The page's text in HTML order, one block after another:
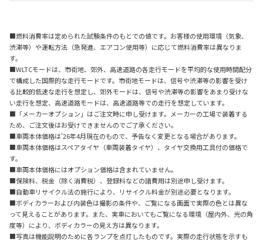
■燃料消費率は定められた試験条件のもとでの値です。お客様の使用環境（気象、
渋滞等）や運転方法（急発進、エアコン使用等）に応じて燃料消費率は異なりま
す。
■WLTCモードは、市街地、郊外、高速道路の各走行モードを平均的な使用時間配分
で構成した国際的な走行モードです。市街地モードは、信号や渋滞等の影響を受け
る比較的低速な走行を想定し、郊外モードは、信号や渋滞等の影響をあまり受けな
い走行を想定、高速道路モードは、高速道路等での走行を想定しています。
■「メーカーオプション」はご注文時に申し受けます。メーカーの工場で装着する
ため、ご注文後はお受けできませんのでご了承ください。
■車両本体価格は'26年4月現在のもので、予告なく変更となる場合があります。
■車両本体価格はスペアタイヤ（車両装着タイヤ）、タイヤ交換用工具付の価格で
す。
■車両本体価格にはオプション価格は含まれていません。
■保険料、税金（除く消費税）、登録料などの諸費用は別途申し受けます。
■自動車リサイクル法の施行により、リサイクル料金が別途必要となります。
■ボディカラーおよび内装色は撮影の条件や、ご覧になる画面で実際の色とは異な
って見えることがあります。また、実車においてもご覧になる環境（屋内外、光の角
度等）により、ボディカラーの見え方は異なります。
■写真は機能説明のために各ランプを点灯したものです。実際の走行状態を示すも